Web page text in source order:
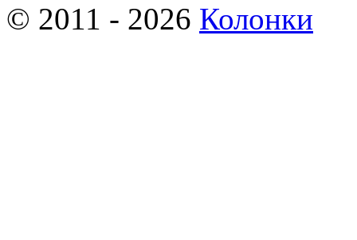
© 2011 - 2026 Колонки